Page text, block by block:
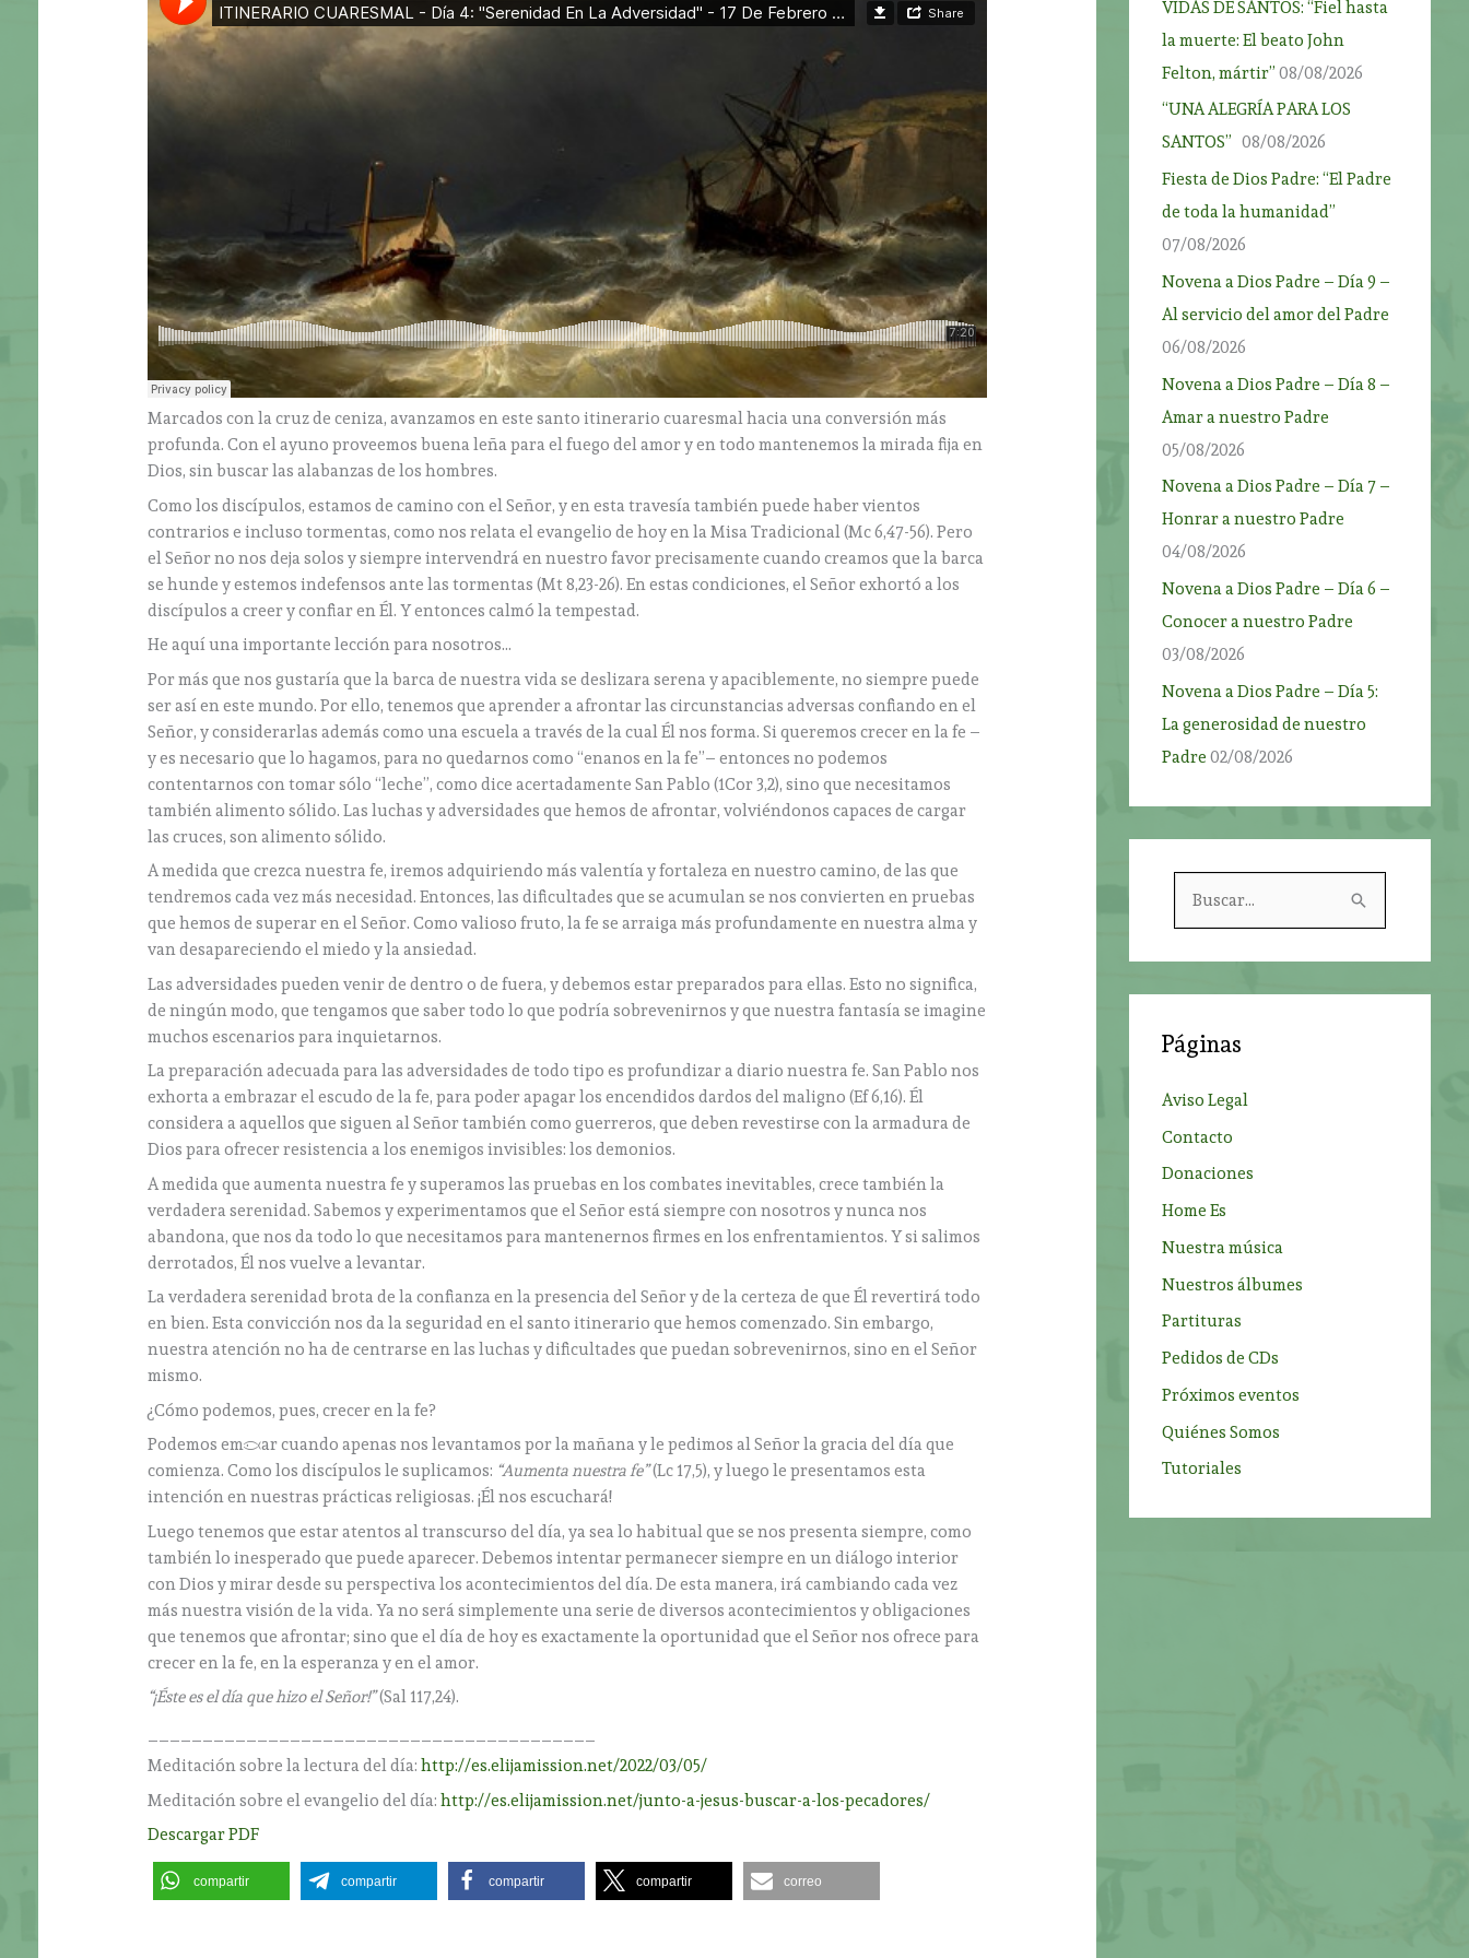
Marcados con la cruz de ceniza, avanzamos en este santo itinerario cuaresmal hacia una conversión más
profunda. Con el ayuno proveemos buena leña para el fuego del amor y en todo mantenemos la mirada fija en
Dios, sin buscar las alabanzas de los hombres.
Como los discípulos, estamos de camino con el Señor, y en esta travesía también puede haber vientos
contrarios e incluso tormentas, como nos relata el evangelio de hoy en la Misa Tradicional (Mc 6,47-56). Pero
el Señor no nos deja solos y siempre intervendrá en nuestro favor precisamente cuando creamos que la barca
se hunde y estemos indefensos ante las tormentas (Mt 8,23-26). En estas condiciones, el Señor exhortó a los
discípulos a creer y confiar en Él. Y entonces calmó la tempestad.
He aquí una importante lección para nosotros…
Por más que nos gustaría que la barca de nuestra vida se deslizara serena y apaciblemente, no siempre puede
ser así en este mundo. Por ello, tenemos que aprender a afrontar las circunstancias adversas confiando en el
Señor, y considerarlas además como una escuela a través de la cual Él nos forma. Si queremos crecer en la fe –
y es necesario que lo hagamos, para no quedarnos como “enanos en la fe”– entonces no podemos
contentarnos con tomar sólo “leche”, como dice acertadamente San Pablo (1Cor 3,2), sino que necesitamos
también alimento sólido. Las luchas y adversidades que hemos de afrontar, volviéndonos capaces de cargar
las cruces, son alimento sólido.
A medida que crezca nuestra fe, iremos adquiriendo más valentía y fortaleza en nuestro camino, de las que
tendremos cada vez más necesidad. Entonces, las dificultades que se acumulan se nos convierten en pruebas
que hemos de superar en el Señor. Como valioso fruto, la fe se arraiga más profundamente en nuestra alma y
van desapareciendo el miedo y la ansiedad.
Las adversidades pueden venir de dentro o de fuera, y debemos estar preparados para ellas. Esto no significa,
de ningún modo, que tengamos que saber todo lo que podría sobrevenirnos y que nuestra fantasía se imagine
muchos escenarios para inquietarnos.
La preparación adecuada para las adversidades de todo tipo es profundizar a diario nuestra fe. San Pablo nos
exhorta a embrazar el escudo de la fe, para poder apagar los encendidos dardos del maligno (Ef 6,16). Él
considera a aquellos que siguen al Señor también como guerreros, que deben revestirse con la armadura de
Dios para ofrecer resistencia a los enemigos invisibles: los demonios.
A medida que aumenta nuestra fe y superamos las pruebas en los combates inevitables, crece también la
verdadera serenidad. Sabemos y experimentamos que el Señor está siempre con nosotros y nunca nos
abandona, que nos da todo lo que necesitamos para mantenernos firmes en los enfrentamientos. Y si salimos
derrotados, Él nos vuelve a levantar.
La verdadera serenidad brota de la confianza en la presencia del Señor y de la certeza de que Él revertirá todo
en bien. Esta convicción nos da la seguridad en el santo itinerario que hemos comenzado. Sin embargo,
nuestra atención no ha de centrarse en las luchas y dificultades que puedan sobrevenirnos, sino en el Señor
mismo.
¿Cómo podemos, pues, crecer en la fe?
Podemos empezar cuando apenas nos levantamos por la mañana y le pedimos al Señor la gracia del día que
comienza. Como los discípulos le suplicamos: “Aumenta nuestra fe”(Lc 17,5), y luego le presentamos esta
intención en nuestras prácticas religiosas. ¡Él nos escuchará!
Luego tenemos que estar atentos al transcurso del día, ya sea lo habitual que se nos presenta siempre, como
también lo inesperado que puede aparecer. Debemos intentar permanecer siempre en un diálogo interior
con Dios y mirar desde su perspectiva los acontecimientos del día. De esta manera, irá cambiando cada vez
más nuestra visión de la vida. Ya no será simplemente una serie de diversos acontecimientos y obligaciones
que tenemos que afrontar; sino que el día de hoy es exactamente la oportunidad que el Señor nos ofrece para
crecer en la fe, en la esperanza y en el amor.
“¡Éste es el día que hizo el Señor!”(Sal 117,24).
Meditación sobre la lectura del día:http://es.elijamission.net/2022/03/05/
Meditación sobre el evangelio del día:http://es.elijamission.net/junto-a-jesus-buscar-a-los-pecadores/
Descargar PDF
compartir compartir compartir compartir correo
VIDAS DE SANTOS: “Fiel hasta
la muerte: El beato John
Felton, mártir” 08/08/2026
“UNA ALEGRÍA PARA LOS
SANTOS” 08/08/2026
Fiesta de Dios Padre: “El Padre
de toda la humanidad”
07/08/2026
Novena a Dios Padre – Día 9 –
Al servicio del amor del Padre
06/08/2026
Novena a Dios Padre – Día 8 –
Amar a nuestro Padre
05/08/2026
Novena a Dios Padre – Día 7 –
Honrar a nuestro Padre
04/08/2026
Novena a Dios Padre – Día 6 –
Conocer a nuestro Padre
03/08/2026
Novena a Dios Padre – Día 5:
La generosidad de nuestro
Padre 02/08/2026
r
:
Páginas
Aviso Legal
Contacto
Donaciones
Home Es
Nuestra música
Nuestros álbumes
Partituras
Pedidos de CDs
Próximos eventos
Quiénes Somos
Tutoriales